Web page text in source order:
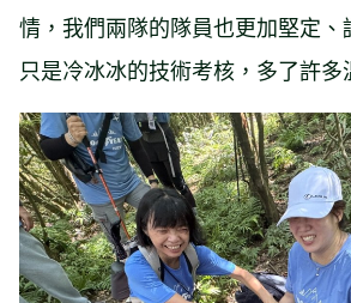
情，我們兩隊的隊員也更加堅定
只是冷冰冰的技術考核，多了許多